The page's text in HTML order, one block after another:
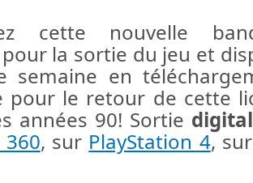
cette nouvelle
pour la sortie du jeu et
semaine en
pour le retour de cette
années 90! Sortie
360, sur PlayStation 4,